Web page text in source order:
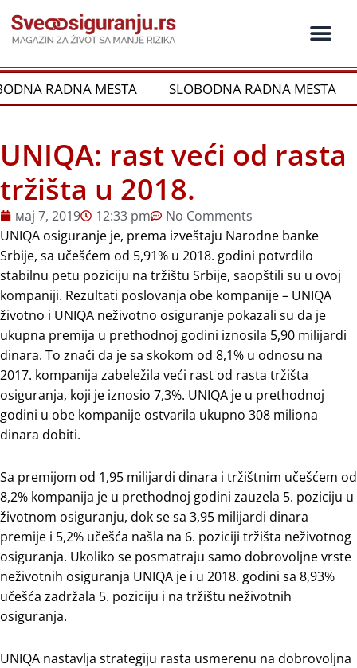
на
садржај
RADNA MESTA SLOBODNA RADNA MESTA
UNIQA: rast veći od rasta
tržišta u 2018.
мај 7, 2019 12:33 pm
No Comments
UNIQA osiguranje je, prema izveštaju Narodne banke
Srbije, sa učešćem od 5,91% u 2018. godini potvrdilo
stabilnu petu poziciju na tržištu Srbije, saopštili su u ovoj
kompaniji. Rezultati poslovanja obe kompanije – UNIQA
životno i UNIQA neživotno osiguranje pokazali su da je
ukupna premija u prethodnoj godini iznosila 5,90 milijardi
dinara. To znači da je sa skokom od 8,1% u odnosu na
2017. kompanija zabeležila veći rast od rasta tržišta
osiguranja, koji je iznosio 7,3%. UNIQA je u prethodnoj
godini u obe kompanije ostvarila ukupno 308 miliona
dinara dobiti.
Sa premijom od 1,95 milijardi dinara i tržištnim učešćem od
8,2% kompanija je u prethodnoj godini zauzela 5. poziciju u
životnom osiguranju, dok se sa 3,95 milijardi dinara
premije i 5,2% učešća našla na 6. poziciji tržišta neživotnog
osiguranja. Ukoliko se posmatraju samo dobrovoljne vrste
neživotnih osiguranja UNIQA je i u 2018. godini sa 8,93%
učešća zadržala 5. poziciju i na tržištu neživotnih
osiguranja.
UNIQA nastavlja strategiju rasta usmerenu na dobrovoljna